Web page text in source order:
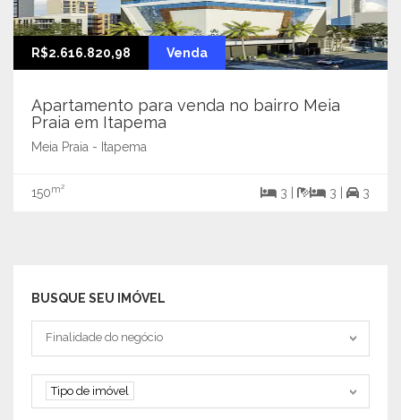
R$2.616.820,98 Venda
Apartamento para venda no bairro Meia
Praia em Itapema
Meia Praia - Itapema
150m² 3 | 3 | 3
BUSQUE SEU IMÓVEL
Tipo negociação
Finalidade do negócio
Tipo de imóvel
Tipo de imóvel